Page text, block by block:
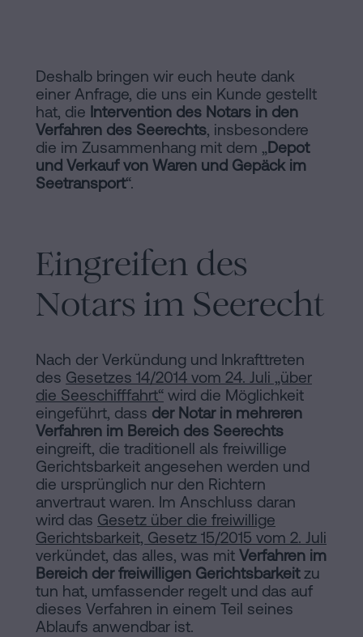
und
notarielle
Links
von
Inhaltsprozess
Personalizar
Folgen
Sie
uns
den
sozialen
Netzwerken
Wohnbescheinigung
unterschreiben?
Kontaktieren
Deshalb bringen wir euch heute dank
einer Anfrage, die uns ein Kunde gestellt
hat, die Intervention des Notars in den
Verfahren des Seerechts, insbesondere
die im Zusammenhang mit dem „ Depot
und Verkauf von Waren und Gepäck im
Seetransport“.
Eingreifen des
Notars im Seerecht
Nach der Verkündung und Inkrafttreten
des Gesetzes 14/2014 vom 24. Juli „über
die Seeschifffahrt“ wird die Möglichkeit
eingeführt, dass der Notar in mehreren
Verfahren im Bereich des Seerechts
eingreift, die traditionell als freiwillige
Gerichtsbarkeit angesehen werden und
die ursprünglich nur den Richtern
anvertraut waren. Im Anschluss daran
wird das Gesetz über die freiwillige
Gerichtsbarkeit, Gesetz 15/2015 vom 2. Juli
verkündet, das alles, was mit Verfahren im
Bereich der freiwilligen Gerichtsbarkeitzu
tun hat, umfassender regelt und das auf
dieses Verfahren in einem Teil seines
Ablaufs anwendbar ist.